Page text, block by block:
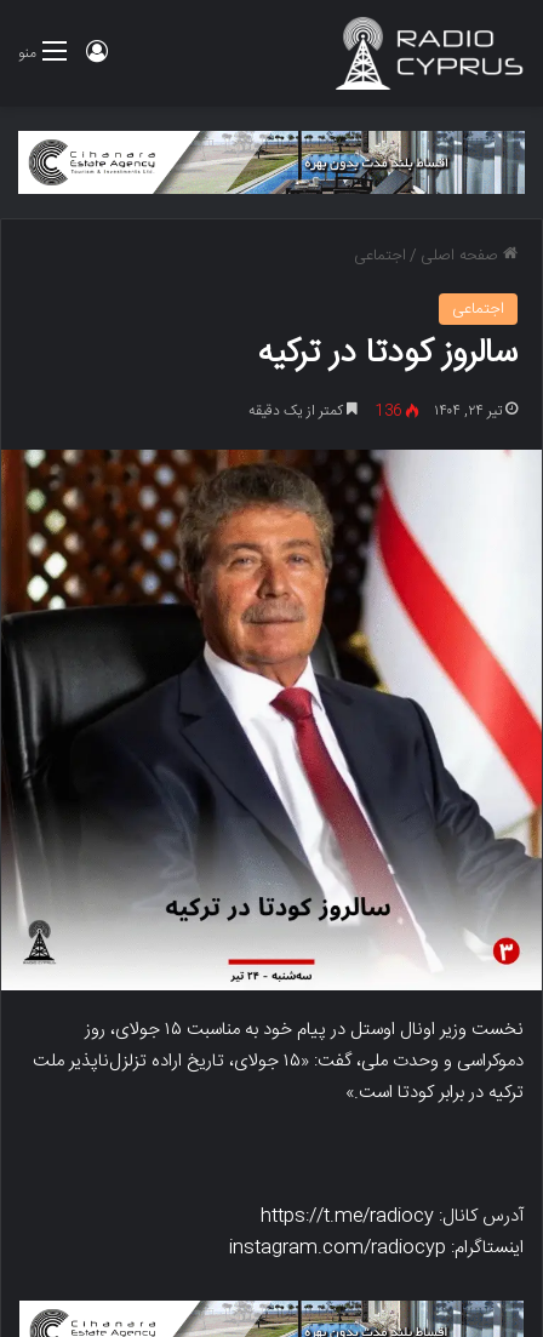
منو ورود
صفحه اصلی /اجتماعی
اجتماعی
سالروز کودتا در ترکیه
تیر ۲۴, ۱۴۰۴ 136 کمتر از یک دقیقه
نخست وزیر اونال اوستل در پیام خود به مناسبت ۱۵ جولای، روز
دموکراسی و وحدت ملی، گفت: «۱۵ جولای، تاریخ اراده تزلزل‌ناپذیر ملت
ترکیه در برابر کودتا است.»
آدرس کانال: https://t.me/radiocy
اینستاگرام: instagram.com/radiocyp